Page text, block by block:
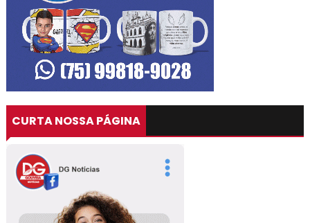
CURTA NOSSA PÁGINA